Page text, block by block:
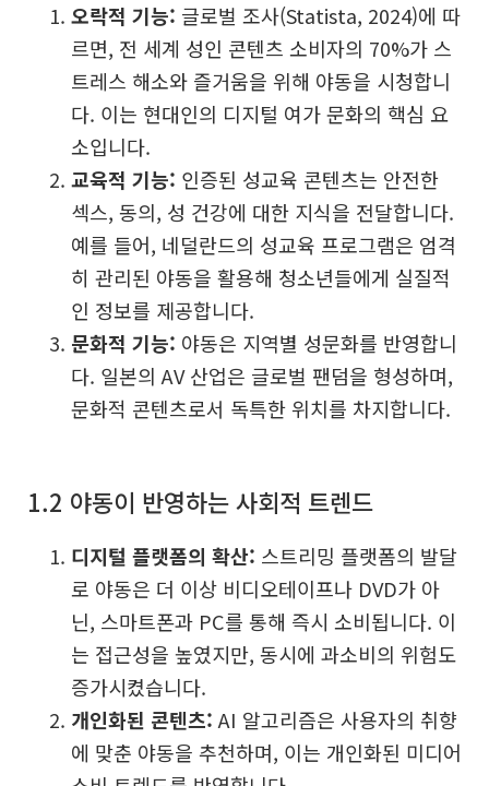
오락적 기능: 글로벌 조사(Statista, 2024)에 따
르면, 전 세계 성인 콘텐츠 소비자의 70%가 스
트레스 해소와 즐거움을 위해 야동을 시청합니
다. 이는 현대인의 디지털 여가 문화의 핵심 요
소입니다.
교육적 기능: 인증된 성교육 콘텐츠는 안전한
섹스, 동의, 성 건강에 대한 지식을 전달합니다.
예를 들어, 네덜란드의 성교육 프로그램은 엄격
히 관리된 야동을 활용해 청소년들에게 실질적
인 정보를 제공합니다.
문화적 기능: 야동은 지역별 성문화를 반영합니
다. 일본의 AV 산업은 글로벌 팬덤을 형성하며,
문화적 콘텐츠로서 독특한 위치를 차지합니다.
1.2 야동이 반영하는 사회적 트렌드
디지털 플랫폼의 확산: 스트리밍 플랫폼의 발달
로 야동은 더 이상 비디오테이프나 DVD가 아
닌, 스마트폰과 PC를 통해 즉시 소비됩니다. 이
는 접근성을 높였지만, 동시에 과소비의 위험도
증가시켰습니다.
개인화된 콘텐츠: AI 알고리즘은 사용자의 취향
에 맞춘 야동을 추천하며, 이는 개인화된 미디어